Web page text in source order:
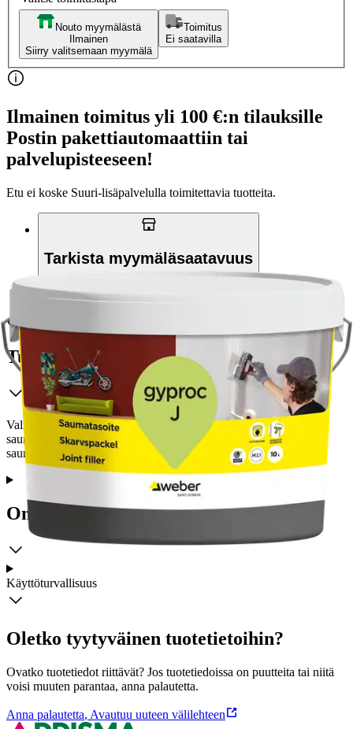
Nouto myymälästä
Ilmainen
Siirry valitsemaan myymälä
Toimitus
Ei saatavilla
Ilmainen toimitus yli 100 €:n tilauksille
Postin pakettiautomaattiin tai
palvelupisteeseen!
Etu ei koske Suuri‑lisäpalvelulla toimitettavia tuotteita.
Tarkista myymäläsaatavuus
Tuotekuvaus
Valmiiksi sekoitettu erittäin täyttävä tasoite kipsilevyjen
saumaukseen. Menekki kipsilevyjen saumauksessa n. 0,3 l/metri
saumaa. Max. raekoko 0,15 mm.
Ominaisuudet
Käyttöturvallisuus
Oletko tyytyväinen tuotetietoihin?
Ovatko tuotetiedot riittävät? Jos tuotetiedoissa on puutteita tai niitä
voisi muuten parantaa, anna palautetta.
Anna palautetta, Avautuu uuteen välilehteen